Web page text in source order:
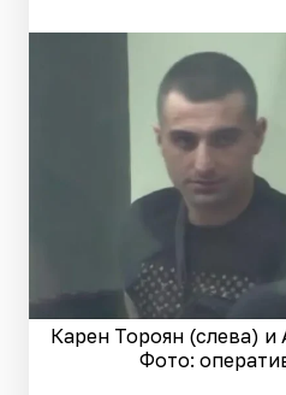
Карен Тороян (слева)
Фото: